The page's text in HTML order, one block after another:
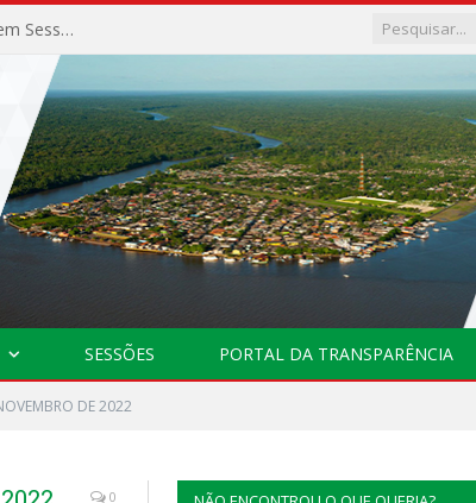
Câmara Municipal de Afuá Retoma Trabalhos Legislativos em Sessão Ordinária
SESSÕES PORTAL DA TRANSPARÊNCIA
DE 2022
0